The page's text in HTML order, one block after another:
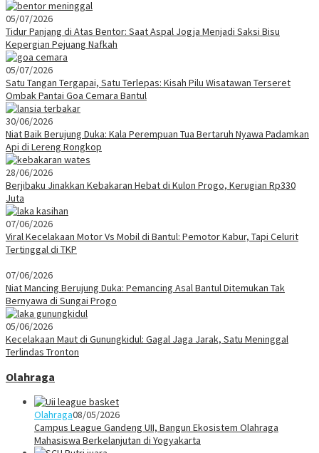
05/07/2026
Tidur Panjang di Atas Bentor: Saat Aspal Jogja Menjadi Saksi Bisu
Kepergian Pejuang Nafkah
05/07/2026
Satu Tangan Tergapai, Satu Terlepas: Kisah Pilu Wisatawan Terseret
Ombak Pantai Goa Cemara Bantul
30/06/2026
Niat Baik Berujung Duka: Kala Perempuan Tua Bertaruh Nyawa Padamkan
Api di Lereng Rongkop
28/06/2026
Berjibaku Jinakkan Kebakaran Hebat di Kulon Progo, Kerugian Rp330
Juta
07/06/2026
Viral Kecelakaan Motor Vs Mobil di Bantul: Pemotor Kabur, Tapi Celurit
Tertinggal di TKP
07/06/2026
Niat Mancing Berujung Duka: Pemancing Asal Bantul Ditemukan Tak
Bernyawa di Sungai Progo
05/06/2026
Kecelakaan Maut di Gunungkidul: Gagal Jaga Jarak, Satu Meninggal
Terlindas Tronton
Olahraga
Olahraga08/05/2026
Campus League Gandeng UII, Bangun Ekosistem Olahraga
Mahasiswa Berkelanjutan di Yogyakarta